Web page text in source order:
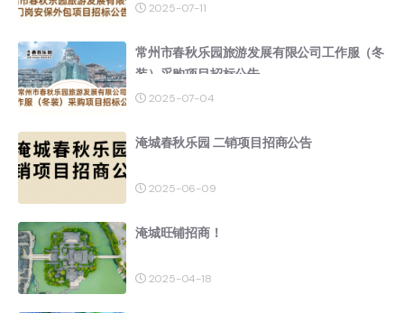
2025-07-11
常州市春秋乐园旅游发展有限公司工作服（冬
装）采购项目招标公告
2025-07-04
淹城春秋乐园 二销项目招商公告
2025-06-09
淹城旺铺招商！
2025-04-18